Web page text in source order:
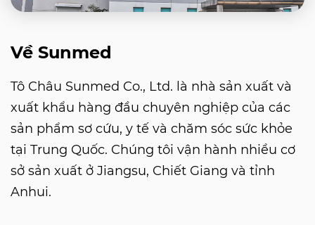
Về Sunmed
Tô Châu Sunmed Co., Ltd. là nhà sản xuất và
xuất khẩu hàng đầu chuyên nghiệp của các
sản phẩm sơ cứu, y tế và chăm sóc sức khỏe
tại Trung Quốc. Chúng tôi vận hành nhiều cơ
sở sản xuất ở Jiangsu, Chiết Giang và tỉnh
Anhui.